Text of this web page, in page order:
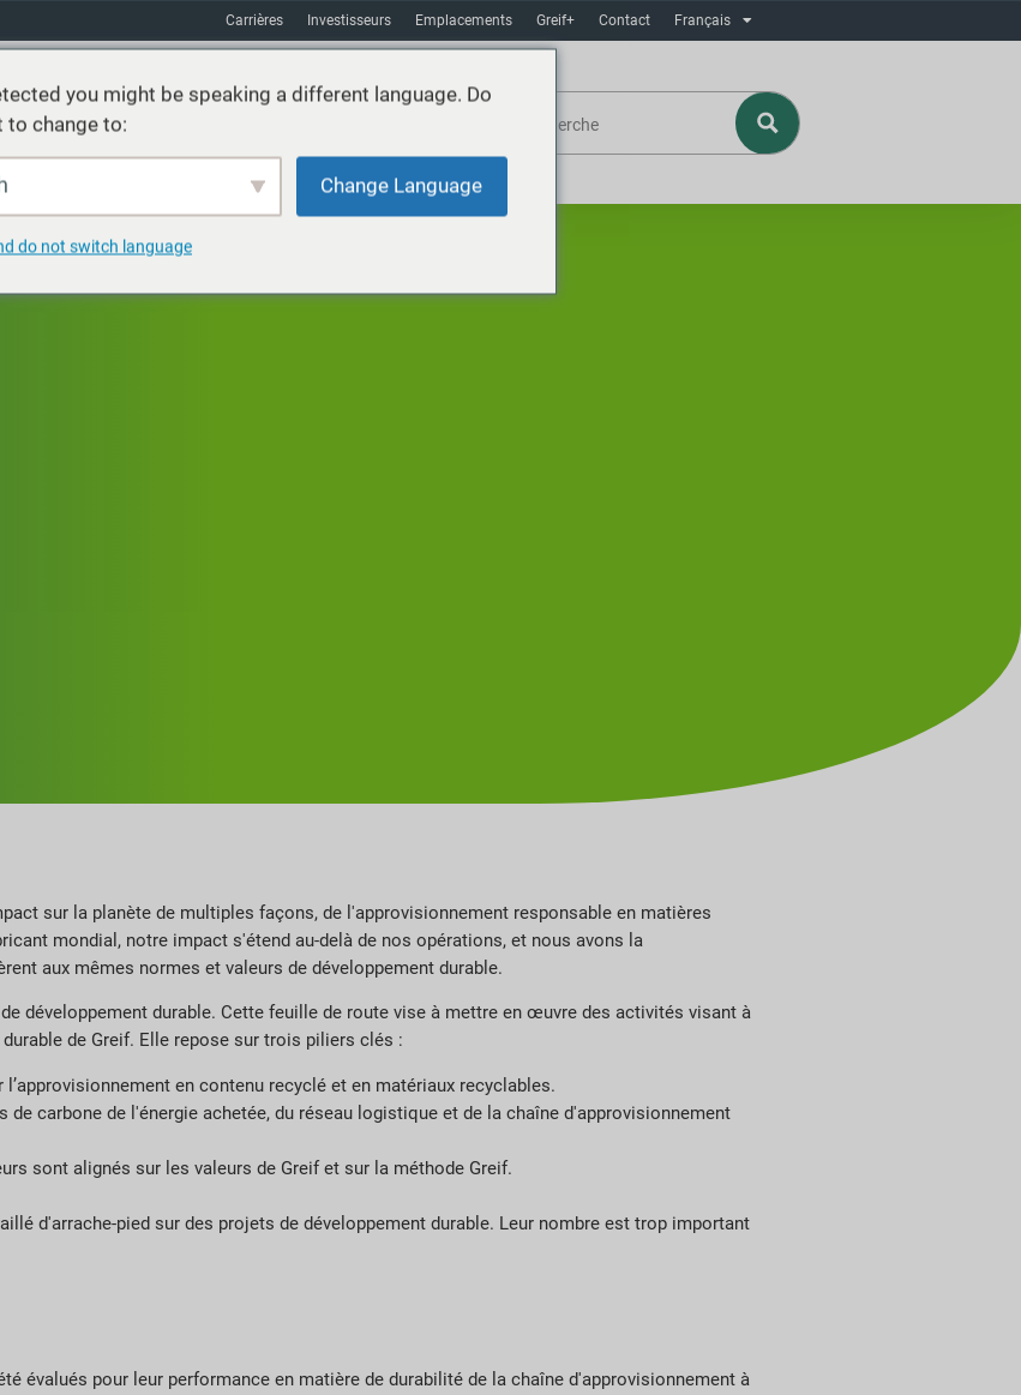
Carrières Investisseurs Emplacements Greif+ Contact Français
Durabilité
sur la planète de multiples façons, de l'approvisionnement responsable en matières
mondial, notre impact s'étend au-delà de nos opérations, et nous avons la
aux mêmes normes et valeurs de développement durable.
développement durable. Cette feuille de route vise à mettre en œuvre des activités visant à
de Greif. Elle repose sur trois piliers clés :
en contenu recyclé et en matériaux recyclables.
carbone de l'énergie achetée, du réseau logistique et de la chaîne d'approvisionnement
sont alignés sur les valeurs de Greif et sur la méthode Greif.
d'arrache-pied sur des projets de développement durable. Leur nombre est trop important
évalués pour leur performance en matière de durabilité de la chaîne d'approvisionnement à
you might be speaking a different language. Do
to change to:
Change Language
do not switch language